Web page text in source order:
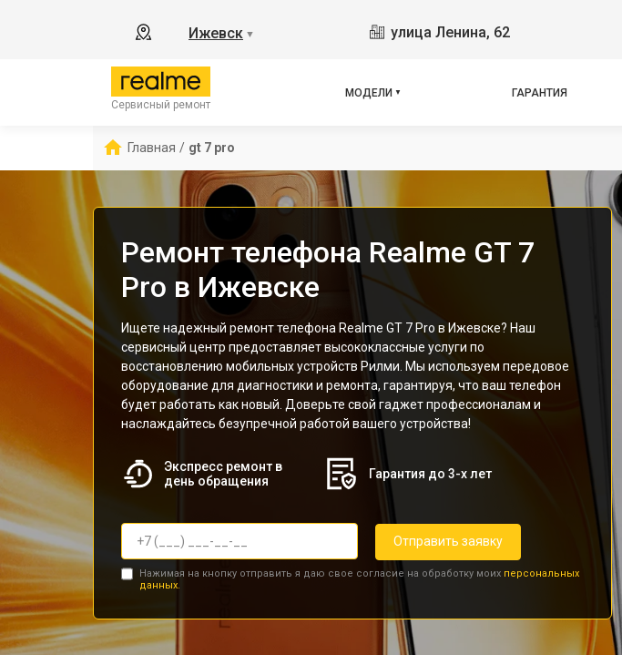
Ижевск ▼ улица Ленина, 62
Сервисный ремонт
МОДЕЛИ
11
C67
ГАРАНТИЯ
Главная / gt 7 pro
Ремонт телефона Realme GT 7
Pro в Ижевске
Ищете надежный ремонт телефона Realme GT 7 Pro в Ижевске? Наш
сервисный центр предоставляет высококлассные услуги по
восстановлению мобильных устройств Рилми. Мы используем передовое
оборудование для диагностики и ремонта, гарантируя, что ваш телефон
будет работать как новый. Доверьте свой гаджет профессионалам и
наслаждайтесь безупречной работой вашего устройства!
Экспресс ремонт в
день обращения
Гарантия до 3-х лет
Отправить заявку
Нажимая на кнопку отправить я даю свое согласие на обработку моих персональных
данных.